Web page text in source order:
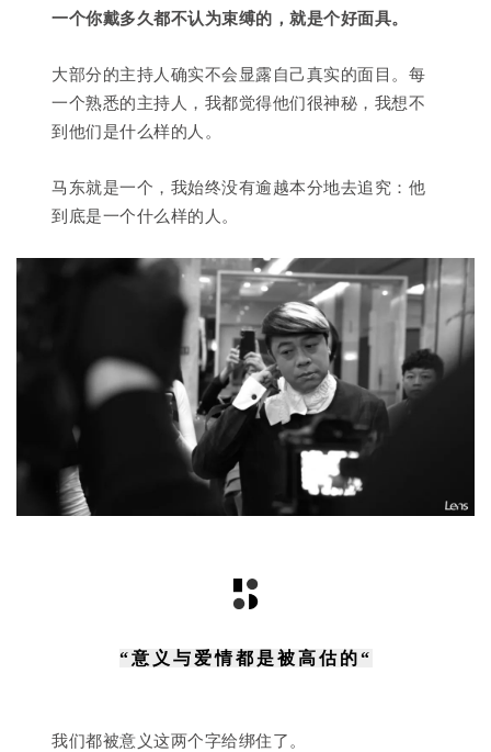
一个你戴多久都不认为束缚的，就是个好面具。
大部分的主持人确实不会显露自己真实的面目。每
一个熟悉的主持人，我都觉得他们很神秘，我想不
到他们是什么样的人。
马东就是一个，我始终没有逾越本分地去追究：他
到底是一个什么样的人。
“意义与爱情都是被高估的“
我们都被意义这两个字给绑住了。